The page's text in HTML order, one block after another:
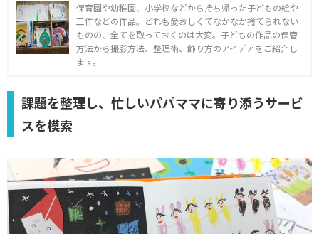
保育園や幼稚園、小学校などから持ち帰った子どもの絵や
工作などの作品。どれも愛おしくてなかなか捨てられない
ものの、全てを取っておくのは大変。子どもの作品の保管
方法から撮影方法、整理術、飾り方のアイデアをご紹介し
ます。
課題を整理し、忙しいパパママに寄り添うサービ
スを模索